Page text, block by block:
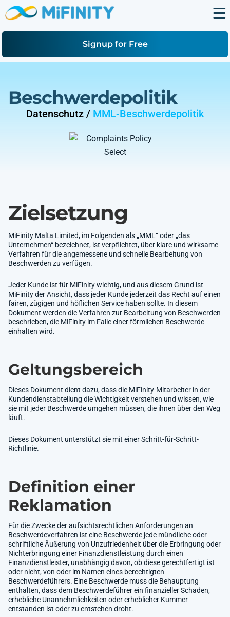
Signup for Free
Beschwerdepolitik
Datenschutz / MML-Beschwerdepolitik
Zielsetzung
MiFinity Malta Limited, im Folgenden als „MML“ oder „das
Unternehmen“ bezeichnet, ist verpflichtet, über klare und wirksame
Verfahren für die angemessene und schnelle Bearbeitung von
Beschwerden zu verfügen.
Jeder Kunde ist für MiFinity wichtig, und aus diesem Grund ist
MiFinity der Ansicht, dass jeder Kunde jederzeit das Recht auf einen
fairen, zügigen und höflichen Service haben sollte. In diesem
Dokument werden die Verfahren zur Bearbeitung von Beschwerden
beschrieben, die MiFinity im Falle einer förmlichen Beschwerde
einhalten wird.
Geltungsbereich
Dieses Dokument dient dazu, dass die MiFinity-Mitarbeiter in der
Kundendienstabteilung die Wichtigkeit verstehen und wissen, wie
sie mit jeder Beschwerde umgehen müssen, die ihnen über den Weg
läuft.
Dieses Dokument unterstützt sie mit einer Schritt-für-Schritt-
Richtlinie.
Definition einer
Reklamation
Für die Zwecke der aufsichtsrechtlichen Anforderungen an
Beschwerdeverfahren ist eine Beschwerde jede mündliche oder
schriftliche Äußerung von Unzufriedenheit über die Erbringung oder
Nichterbringung einer Finanzdienstleistung durch einen
Finanzdienstleister, unabhängig davon, ob diese gerechtfertigt ist
oder nicht, von oder im Namen eines berechtigten
Beschwerdeführers. Eine Beschwerde muss die Behauptung
enthalten, dass dem Beschwerdeführer ein finanzieller Schaden,
erhebliche Unannehmlichkeiten oder erheblicher Kummer
entstanden ist oder zu entstehen droht.